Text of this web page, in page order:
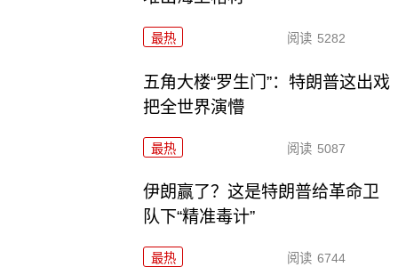
最热 阅读 5282
五角大楼“罗生门”：特朗普这出戏
把全世界演懵
最热 阅读 5087
伊朗赢了？这是特朗普给革命卫
队下“精准毒计”
最热 阅读 6744